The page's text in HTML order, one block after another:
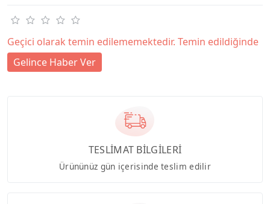
Geçici olarak temin edilememektedir. Temin edildiğinde
Gelince Haber Ver
TESLİMAT BİLGİLERİ
Ürününüz gün içerisinde teslim edilir